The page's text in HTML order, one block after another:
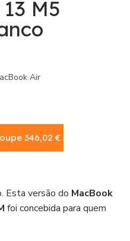
M5
Air
346,02 €
Esta versão do MacBook
foi concebida para quem
amanhã. Potência